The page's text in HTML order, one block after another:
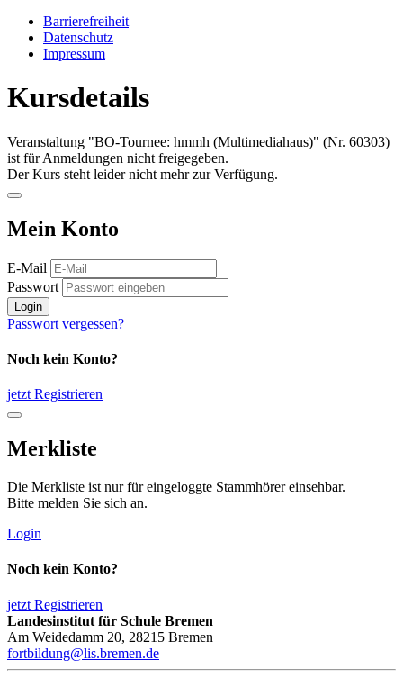
Barrierefreiheit
Datenschutz
Impressum
Kursdetails
Veranstaltung "BO-Tournee: hmmh (Multimediahaus)" (Nr. 60303)
ist für Anmeldungen nicht freigegeben.
Der Kurs steht leider nicht mehr zur Verfügung.
Mein Konto
E-Mail
Passwort
Login
Passwort vergessen?
Noch kein Konto?
jetzt Registrieren
Merkliste
Die Merkliste ist nur für eingeloggte Stammhörer einsehbar.
Bitte melden Sie sich an.
Login
Noch kein Konto?
jetzt Registrieren
Landesinstitut für Schule Bremen
Am Weidedamm 20, 28215 Bremen
fortbildung@lis.bremen.de